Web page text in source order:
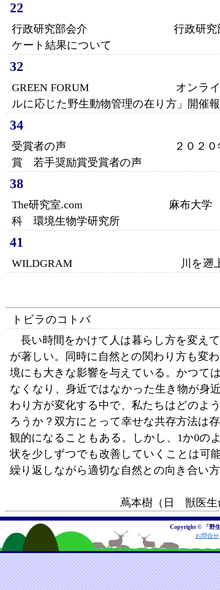
22
行政研究部会介 行政研究部会
ケート結果について
32
GREEN FORUM オンラインシ
ルに応じた野生動物管理の在り方」開催
34
受賞者の声 ２０２０年度「
賞 若手奨励賞受賞者の声
38
The研究室.com 麻布大学 生命
科 環境生物学研究所
41
WILDGRAM 川を遡上する
トビラのコトバ
長い時間をかけて人は暮らし方を変え
が著しい。同時に自然との関わり方も変
境にも大きな影響を与えている。かつて
なくなり、身近ではなかった生き物が身
わり方が変化する中で、私たちはどのよ
ろうか？双方にとって幸せな共存方法は
観的になることもある。しかし、1か0の
状を少しずつでも改善していくことは可
繰り返しながら適切な自然との向き合い
蔦本樹（日 獣医生
Copyright © 「野
お問合せ